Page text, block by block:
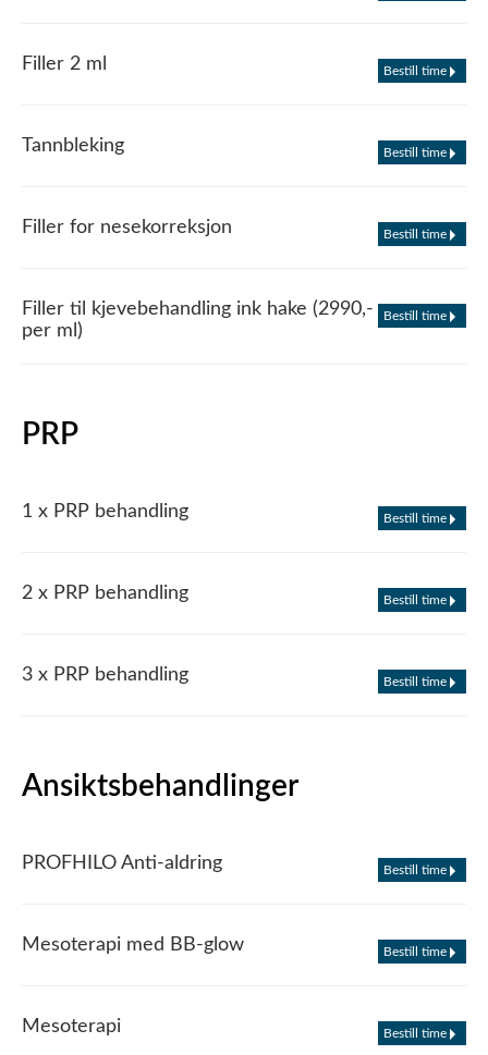
Filler 2 ml Bestill time
Tannbleking Bestill time
Filler for nesekorreksjon Bestill time
Filler til kjevebehandling ink hake (2990,-
per ml)
Bestill time
PRP
1 x PRP behandling Bestill time
2 x PRP behandling Bestill time
3 x PRP behandling Bestill time
Ansiktsbehandlinger
PROFHILO Anti-aldring Bestill time
Mesoterapi med BB-glow Bestill time
Mesoterapi Bestill time